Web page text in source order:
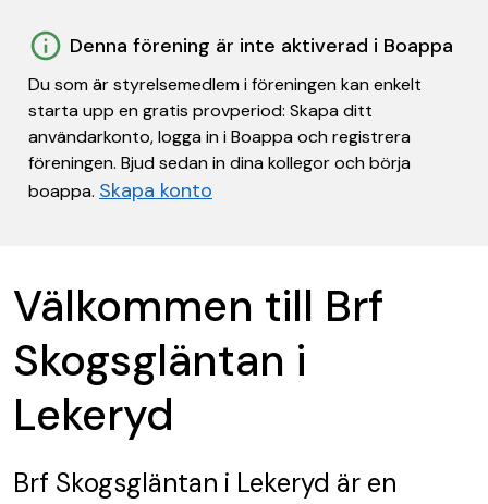
Denna förening är inte aktiverad i Boappa
Du som är styrelsemedlem i föreningen kan enkelt
starta upp en gratis provperiod: Skapa ditt
användarkonto, logga in i Boappa och registrera
föreningen. Bjud sedan in dina kollegor och börja
boappa. Skapa konto
Välkommen till Brf
Skogsgläntan i
Lekeryd
Brf Skogsgläntan i Lekeryd är en